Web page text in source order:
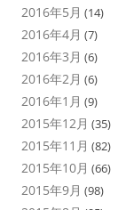
2016年5月 (14)
2016年4月 (7)
2016年3月 (6)
2016年2月 (6)
2016年1月 (9)
2015年12月 (35)
2015年11月 (82)
2015年10月 (66)
2015年9月 (98)